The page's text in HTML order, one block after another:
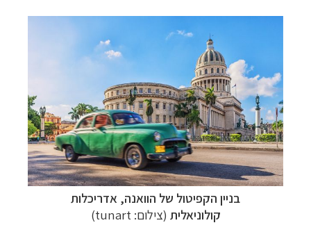
בניין הקפיטול של הוואנה, אדריכלות
קולוניאלית (צילום:tunart)